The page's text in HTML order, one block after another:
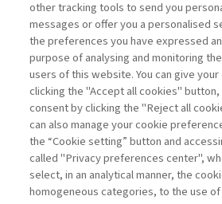
Sampietro Marco
Project
III edizione
ARCHIVIO
other tracking tools to send you
messages or offer you a personalised
the preferences you have expressed
purpose of analysing and monitoring
users of this website. You can give
clicking the "Accept all cookies"
consent by clicking the "Reject all
can also manage your cookie
the “Cookie setting” button and
called "Privacy preferences center",
select, in an analytical manner, the
homogeneous categories, to the use